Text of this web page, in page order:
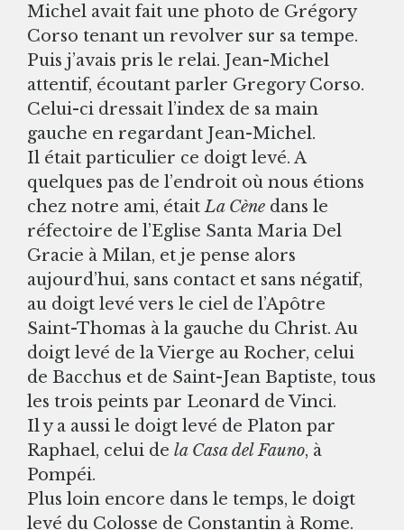
Michel avait fait une photo de Grégory
Corso tenant un revolver sur sa tempe.
Puis j’avais pris le relai. Jean-Michel
attentif, écoutant parler Gregory Corso.
Celui-ci dressait l’index de sa main
gauche en regardant Jean-Michel.
Il était particulier ce doigt levé. A
quelques pas de l’endroit où nous étions
chez notre ami, étaitLa Cène dans le
réfectoire de l’Eglise Santa Maria Del
Gracie à Milan, et je pense alors
aujourd’hui, sans contact et sans négatif,
au doigt levé vers le ciel de l’Apôtre
Saint-Thomas à la gauche du Christ. Au
doigt levé de la Vierge au Rocher, celui
de Bacchus et de Saint-Jean Baptiste, tous
les trois peints par Leonard de Vinci.
Il y a aussi le doigt levé de Platon par
Raphael, celui de la Casa del Fauno, à
Pompéi.
Plus loin encore dans le temps, le doigt
levé du Colosse de Constantin à Rome.